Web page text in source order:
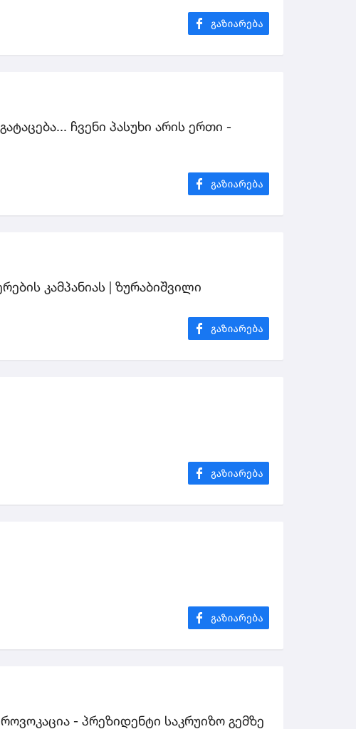
ჩვენი პასუხი არის ერთი -
კამპანიას | ზურაბიშვილი
- პრეზიდენტი საკრუიზო გემზე